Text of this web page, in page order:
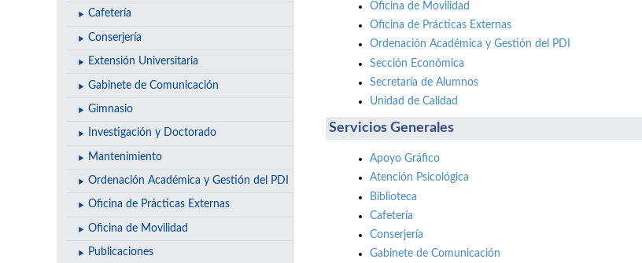
Cafetería
Conserjería
Extensión Universitaria
Gabinete de Comunicación
Gimnasio
Investigación y Doctorado
Mantenimiento
Ordenación Académica y Gestión del PDI
Oficina de Prácticas Externas
Oficina de Movilidad
Publicaciones
Oficina de Movilidad
Oficina de Prácticas Externas
Ordenación Académica y Gestión del PDI
Sección Económica
Secretaría de Alumnos
Unidad de Calidad
Servicios Generales
Apoyo Gráfico
Atención Psicológica
Biblioteca
Cafetería
Conserjería
Gabinete de Comunicación